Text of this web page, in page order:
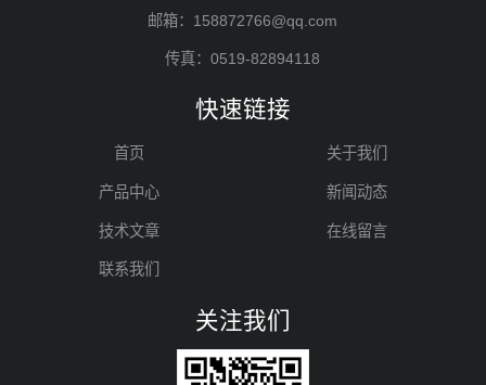
邮箱：158872766@qq.com
传真：0519-82894118
快速链接
首页 关于我们
产品中心 新闻动态
技术文章 在线留言
联系我们
关注我们